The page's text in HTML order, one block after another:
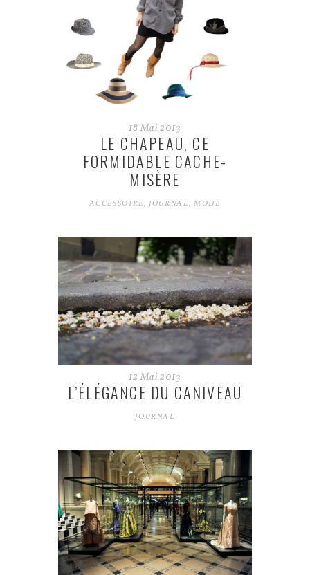
18 Mai2013
LE CHAPEAU, CE
FORMIDABLE CACHE-
MISÈRE
ACCESSOIRE,JOURNAL,MODE
12 Mai2013
L’ÉLÉGANCE DU CANIVEAU
JOURNAL